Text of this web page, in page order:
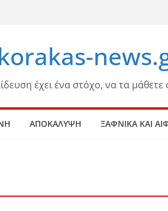
έχει ένα στόχο, να τα
ΑΠΟΚΑΛΥΨΗ ΞΑΦΝΙΚΑ ΚΑΙ